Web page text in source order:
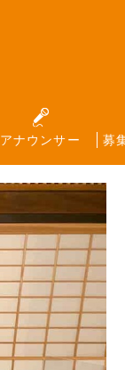
アナウンサー 募